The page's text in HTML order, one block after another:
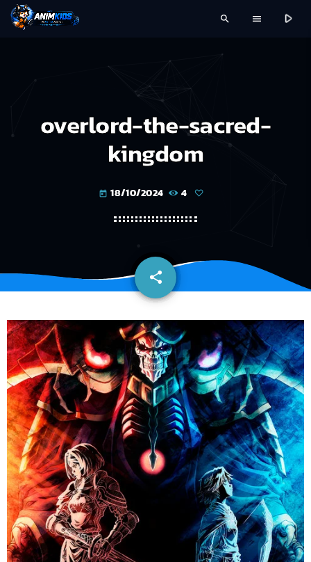
search menu play_arrow
overlord-the-sacred-
kingdom
today 18/10/2024 4
share
email